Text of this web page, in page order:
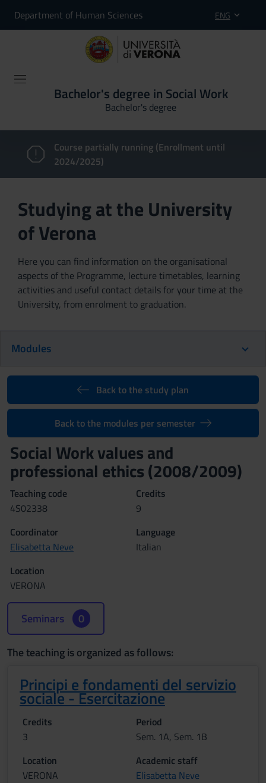
Department of Human Sciences ENG
Bachelor's degree in Social Work
Bachelor's degree
Course partially running (Enrollment until
2024/2025)
Studying at the University
of Verona
Here you can find information on the organisational
aspects of the Programme, lecture timetables, learning
activities and useful contact details for your time at the
University, from enrolment to graduation.
Modules
Back to the study plan
Back to the modules per semester
Social Work values and
professional ethics (2008/2009)
Teaching code
4S02338
Credits
9
Coordinator
Elisabetta Neve
Language
Italian
Location
VERONA
Seminars 0
The teaching is organized as follows:
Principi e fondamenti del servizio
sociale - Esercitazione
Credits
3
Period
Sem. 1A, Sem. 1B
Location
VERONA
Academic staff
Elisabetta Neve